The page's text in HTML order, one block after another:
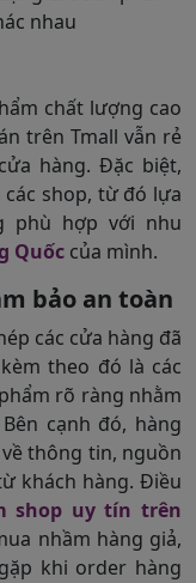
nhau
chất lượng cao
trên Tmall vẫn rẻ
hàng. Đặc biệt,
shop, từ đó lựa
phù hợp với nhu
Quốc của mình.
bảo an toàn
các cửa hàng đã
theo đó là các
rõ ràng nhằm
cạnh đó, hàng
thông tin, nguồn
khách hàng. Điều
shop uy tín trên
nhầm hàng giả,
khi order hàng